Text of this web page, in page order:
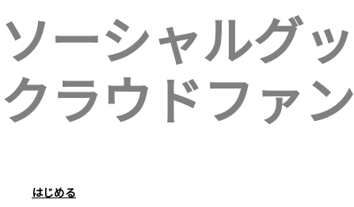
ソーシャルグ
クラウドファ
はじめる